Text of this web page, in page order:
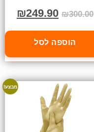
₪300.00
₪249.90
הוספה לסל
מבצע!